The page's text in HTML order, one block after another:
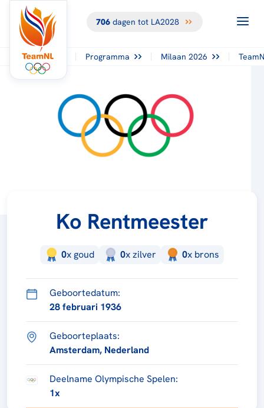
706dagen tot LA2028
Programma Milaan 2026
Ko Rentmeester
0x goud 0xzilver 0x brons
Geboortedatum:
28 februari 1936
Geboorteplaats:
Amsterdam, Nederland
Deelname Olympische Spelen:
1x